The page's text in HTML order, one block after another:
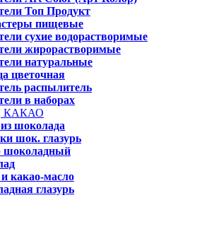
Топ Продукт
пищевые
сухие водорастворимые
жирорастворимые
натуральные
цветочная
распылитель
в наборах
КАКАО
шоколада
шок. глазурь
шоколадный
какао-масло
глазурь